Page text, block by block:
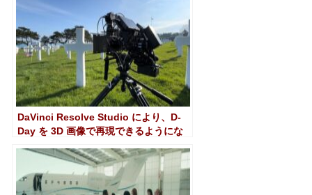
DaVinci Resolve Studio により、D-
Day を 3D 画像で再現できるようにな